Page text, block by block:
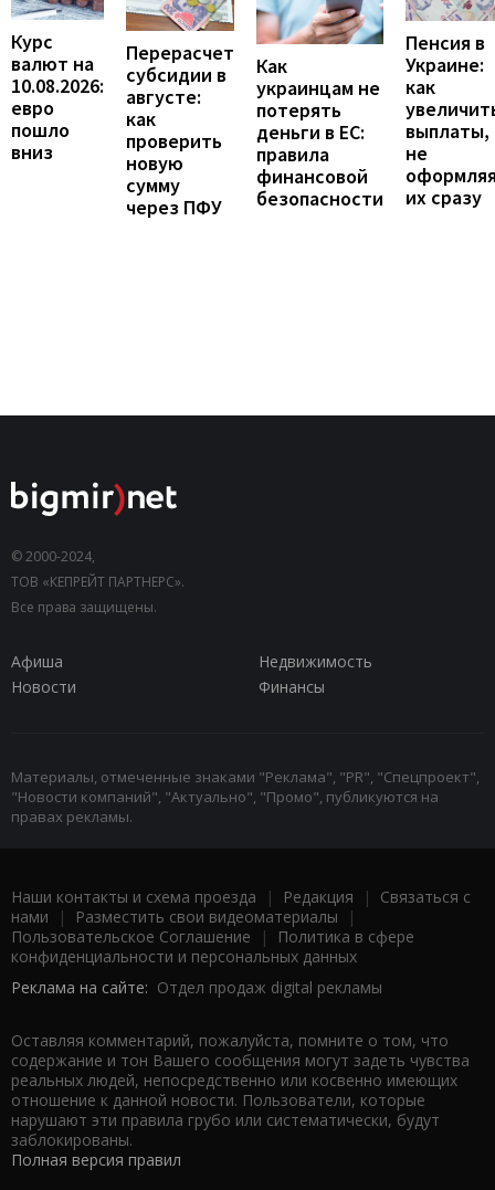
Курс
валют на
10.08.2026:
евро
пошло
вниз
Перерасчет
субсидии в
августе:
как
проверить
новую
сумму
через ПФУ
Как
украинцам не
потерять
деньги в ЕС:
правила
финансовой
безопасности
Пенсия в
Украине:
как
выплаты,
не
их сразу
© 2000-2024,
ТОВ «КЕПРЕЙТ ПАРТНЕРС».
Все права защищены.
Афиша
Недвижимость
Новости
Финансы
Материалы, отмеченные знаками "Реклама", "PR", "Спецпроект",
"Новости компаний", "Актуально", "Промо", публикуются на
правах рекламы.
Наши контакты и схема проезда | Редакция | Связаться с
нами | Разместить свои видеоматериалы |
Пользовательское Соглашение |
Политика в сфере
конфиденциальности и персональных данных
Реклама на сайте: Отдел продаж digital рекламы
Оставляя комментарий, пожалуйста, помните о том, что
содержание и тон Вашего сообщения могут задеть чувства
реальных людей, непосредственно или косвенно имеющих
отношение к данной новости. Пользователи, которые
нарушают эти правила грубо или систематически, будут
заблокированы.
Полная версия правил